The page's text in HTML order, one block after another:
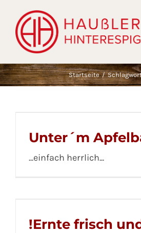
content
Startseite
Unter´m
...einfach herrlich...
!Ernte frisch